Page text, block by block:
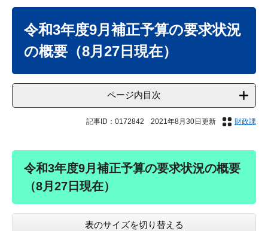
令和3年度9月補正予算の要求状況
の概要（8月27日現在）
ページ内目次
記事ID：0172842 2021年8月30日更新 財政課
令和3年度9月補正予算の要求状況の概要
（8月27日現在）
表のサイズを切り替える